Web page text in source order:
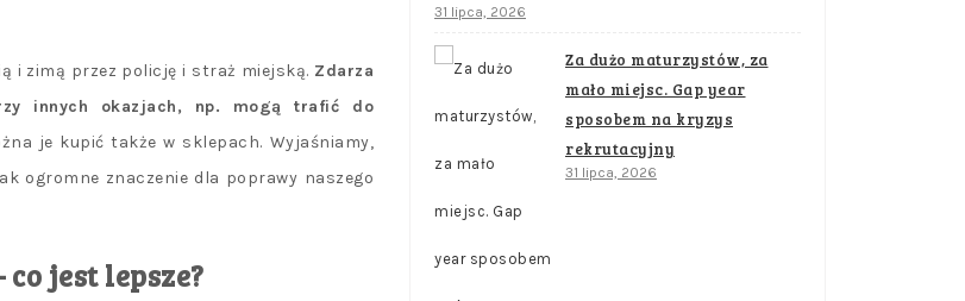
i zimą przez policję i straż miejską. Zdarza
innych okazjach, np. mogą trafić do
je kupić także w sklepach. Wyjaśniamy,
ogromne znaczenie dla poprawy naszego
jest lepsze?
31 lipca, 2026
Za dużo maturzystów, za
mało miejsc. Gap year
sposobem na kryzys
rekrutacyjny
31 lipca, 2026